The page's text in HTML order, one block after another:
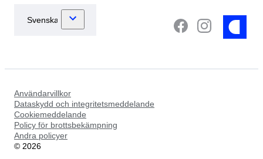
Användarvillkor
Dataskydd och integritetsmeddelande
Cookiemeddelande
Policy för brottsbekämpning
Andra policyer
© 2026